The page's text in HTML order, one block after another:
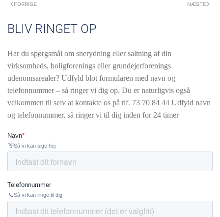
FORRIGE NÆSTE
BLIV RINGET OP
Har du spørgsmål om snerydning eller saltning af din
virksomheds, boligforenings eller grundejerforenings
udenomsarealer? Udfyld blot formularen med navn og
telefonnummer – så ringer vi dig op. Du er naturligvis også
velkommen til selv at kontakte os på tlf. 73 70 84 44 Udfyld navn
og telefonnummer, så ringer vi til dig inden for 24 timer